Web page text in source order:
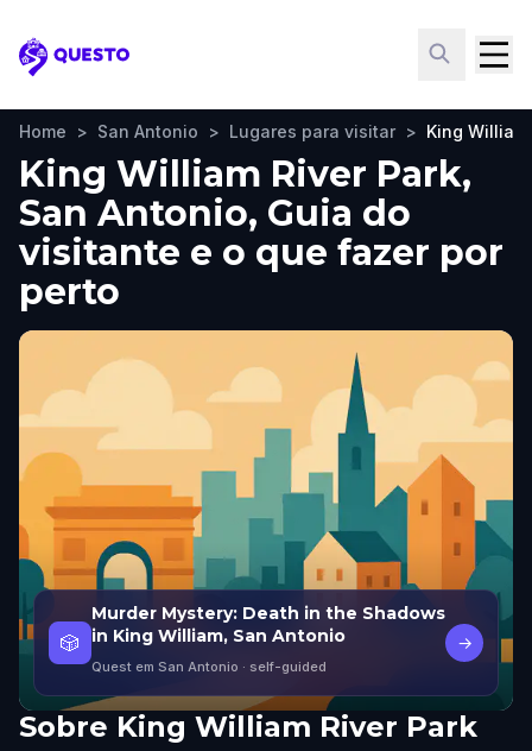
Questo
Home > San Antonio > Lugares para visitar > King
King William River Park,
San Antonio, Guia do
visitante e o que fazer por
perto
🎲
Murder Mystery: Death in the Shadows
in King William, San Antonio
Quest em San Antonio · self-guided
→
Sobre King William River Park